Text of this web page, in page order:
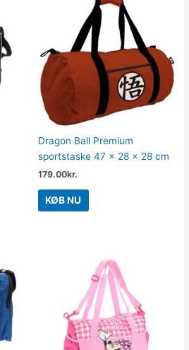
Dragon Ball Premium
sportstaske 47 x 28 x 28 cm
179.00kr.
KØB NU